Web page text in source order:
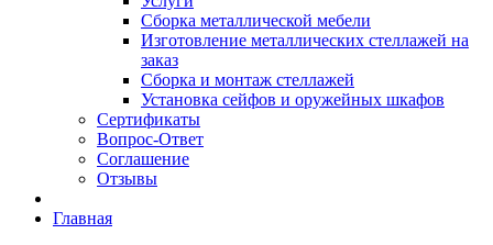
Сборка металлической мебели
Изготовление металлических стеллажей на
заказ
Сборка и монтаж стеллажей
Установка сейфов и оружейных шкафов
Сертификаты
Вопрос-Ответ
Соглашение
Отзывы
Главная